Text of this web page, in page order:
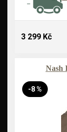
3 299 Kč
Nash
-8 %